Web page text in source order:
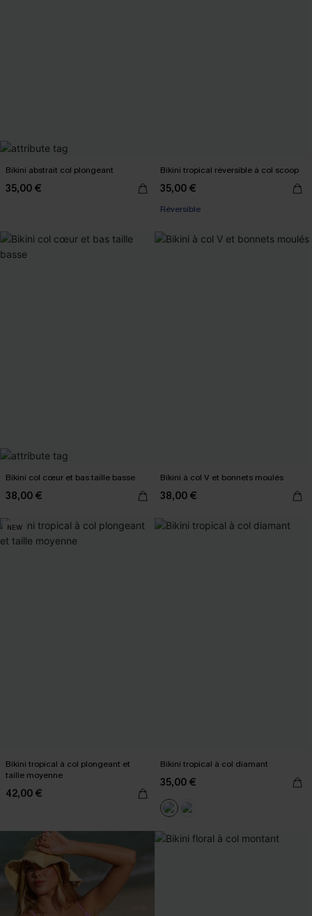
Bikini abstrait col plongeant
35,00 €
Bikini tropical réversible à col scoop
35,00 €
Réversible
Bikini col cœur et bas taille basse
38,00 €
Bikini à col V et bonnets moulés
38,00 €
NEW
Bikini tropical à col plongeant et
taille moyenne
42,00 €
Bikini tropical à col diamant
35,00 €